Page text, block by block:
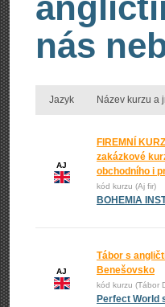
nás
Jazyk Název kurzu a
AJ
FIREMNÍ
zakázkové
obchodního i
kód kurzu (Aj fir)
BOHEMIA
AJ
Tábor s
Benešovsko
kód kurzu (Tábor
Perfect World